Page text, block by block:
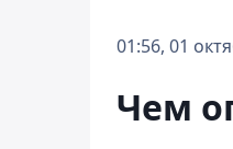
01:56, 01
Чем